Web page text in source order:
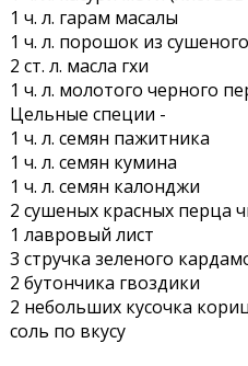
1 ч. л. гарам масалы
1 ч. л. порошок из
2 ст. л. масла гхи
1 ч. л. молотого черного
Цельные специи -
1 ч. л. семян пажитника
1 ч. л. семян кумина
1 ч. л. семян калонджи
2 сушеных красных перца
1 лавровый лист
3 стручка зеленого
2 бутончика гвоздики
2 небольших кусочка
соль по вкусу